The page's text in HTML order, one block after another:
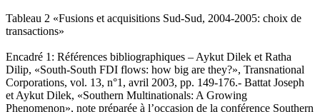
Tableau 2 «Fusions et acquisitions Sud-Sud, 2004-2005: choix de
transactions»
Encadré 1: Références bibliographiques – Aykut Dilek et Ratha
Dilip, «South-South FDI flows: how big are they?», Transnational
Corporations, vol. 13, n°1, avril 2003, pp. 149-176.- Battat Joseph
et Aykut Dilek, «Southern Multinationals: A Growing
Phenomenon», note préparée à l’occasion de la conférence Southern